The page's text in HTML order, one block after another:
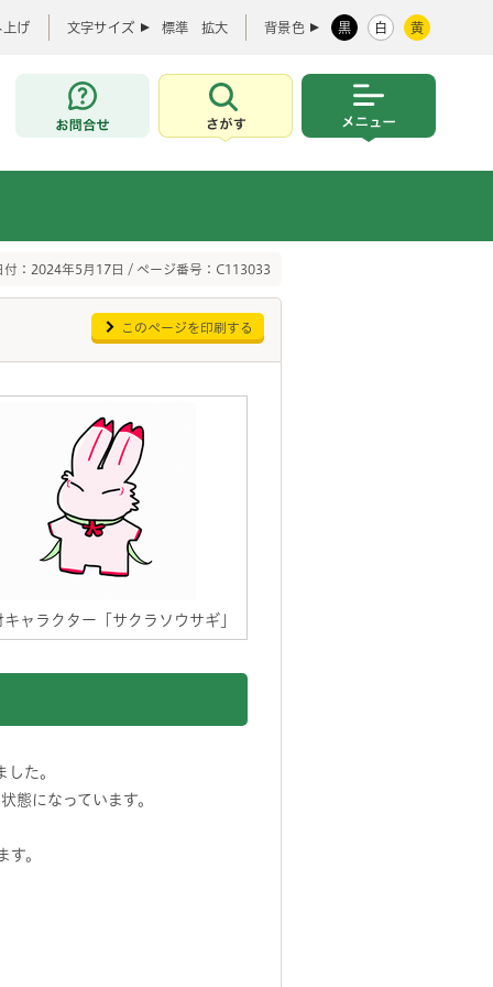
上げ 文字サイズ 標準 拡大 背景色 黒 白 黄
お問合せ
さがす
付：2024年5月17日 / ページ番号：C113033
このページを印刷する
キャラクター「サクラソウサギ」
た。
態になっています。
。